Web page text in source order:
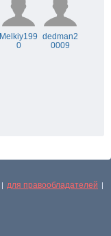
Melkiy199
0
dedman2
0009
| для правообладателей |